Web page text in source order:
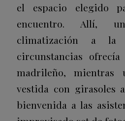
el espacio elegido
encuentro. Allí,
climatización a
circunstancias
madrileño, mientras
vestida con girasoles
bienvenida a las